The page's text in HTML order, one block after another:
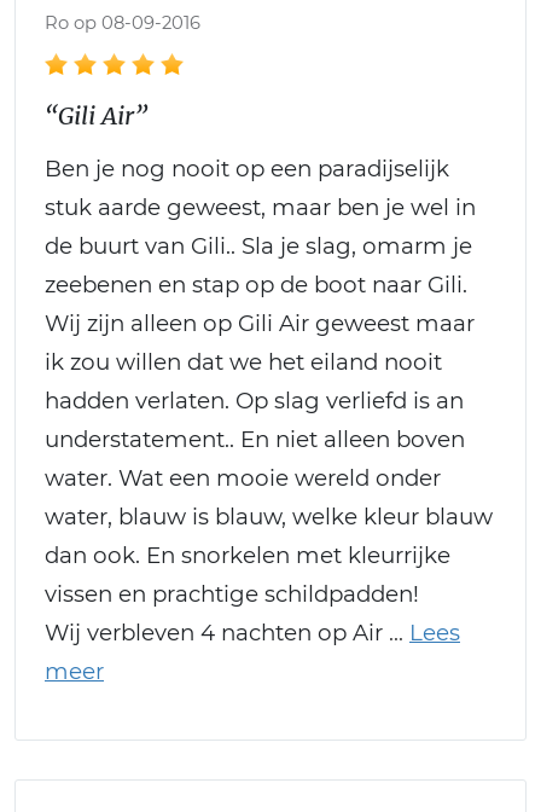
Ro op 08-09-2016
“Gili Air”
Ben je nog nooit op een paradijselijk
stuk aarde geweest, maar ben je wel in
de buurt van Gili.. Sla je slag, omarm je
zeebenen en stap op de boot naar Gili.
Wij zijn alleen op Gili Air geweest maar
ik zou willen dat we het eiland nooit
hadden verlaten. Op slag verliefd is an
understatement.. En niet alleen boven
water. Wat een mooie wereld onder
water, blauw is blauw, welke kleur blauw
dan ook. En snorkelen met kleurrijke
vissen en prachtige schildpadden!
Wij verbleven 4 nachten op Air